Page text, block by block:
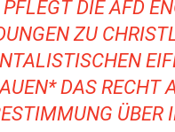
DIE AFD
ZU
DAS RECHT
ÜBER